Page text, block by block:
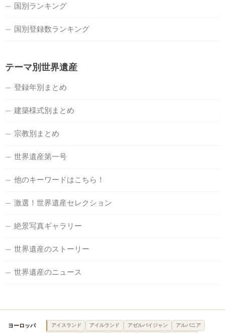
国別ランキング
国別登録数ランキング
テーマ別世界遺産
登録年別まとめ
建築様式別まとめ
宗教別まとめ
世界遺産第一号
他のキーワードはこちら！
激選！世界遺産セレクション
絶景写真ギャラリー
世界遺産のストーリー
世界遺産のニュース
ヨーロッパ アイスランド アイルランド アゼルバイジャン
アルバニア